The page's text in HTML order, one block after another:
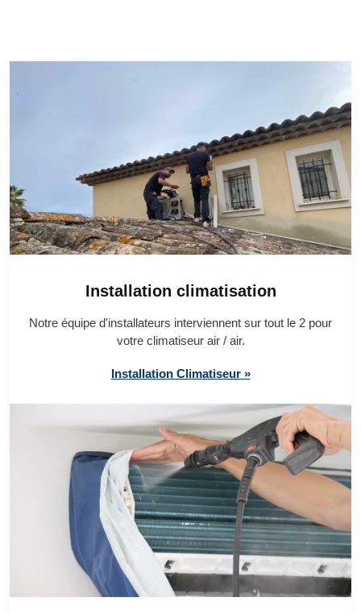
Installation climatisation
Notre équipe d'installateurs interviennent sur tout le 2 pour
votre climatiseur air / air.
Installation Climatiseur »